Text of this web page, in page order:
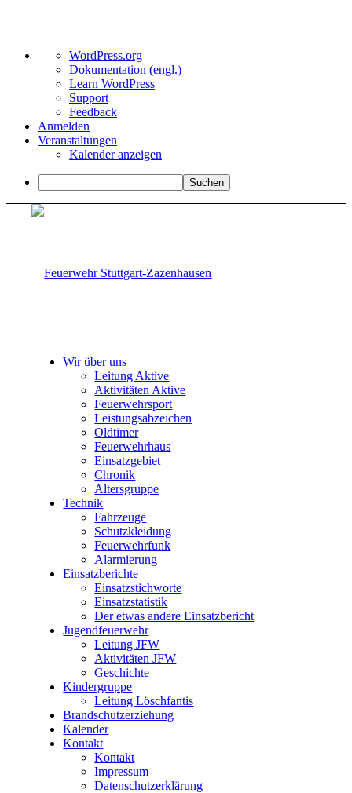
Über
WordPress
WordPress.org
Dokumentation (engl.)
Learn WordPress
Support
Feedback
Anmelden
Veranstaltungen
Kalender anzeigen
Suchen
Wir über uns
Leitung Aktive
Aktivitäten Aktive
Feuerwehrsport
Leistungsabzeichen
Oldtimer
Feuerwehrhaus
Einsatzgebiet
Chronik
Altersgruppe
Technik
Fahrzeuge
Schutzkleidung
Feuerwehrfunk
Alarmierung
Einsatzberichte
Einsatzstichworte
Einsatzstatistik
Der etwas andere Einsatzbericht
Jugendfeuerwehr
Leitung JFW
Aktivitäten JFW
Geschichte
Kindergruppe
Leitung Löschfantis
Brandschutzerziehung
Kalender
Kontakt
Kontakt
Impressum
Datenschutzerklärung